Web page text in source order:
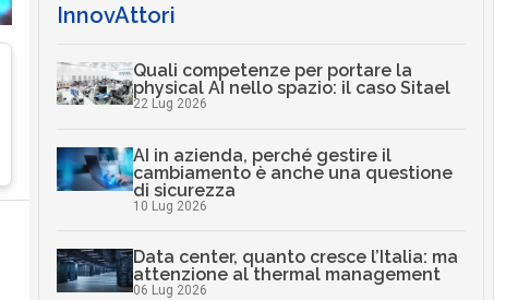
InnovAttori
Quali competenze per portare la
physical AI nello spazio: il caso Sitael
22 Lug 2026
AI in azienda, perché gestire il
cambiamento è anche una questione
di sicurezza
10 Lug 2026
Data center, quanto cresce l’Italia: ma
attenzione al thermal management
06 Lug 2026